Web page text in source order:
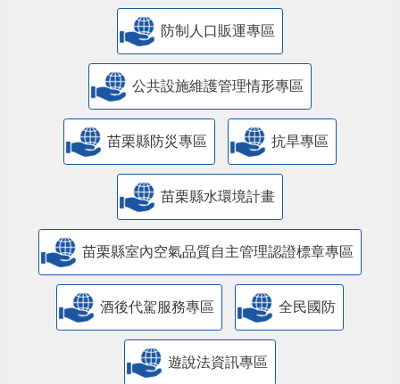
防制人口販運專區
​公共設施維護管理情形專區
苗栗縣防災專區 抗旱專區
苗栗縣水環境計畫
苗栗縣室內空氣品質自主管理認證標章專區
酒後代駕服務專區 全民國防
遊說法資訊專區